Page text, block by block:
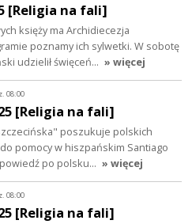
[Religia na fali]
księży ma Archidiecezja
poznamy ich sylwetki. W sobotę
udzielił święceń… » więcej
08:00
[Religia na fali]
poszukuje polskich
pomocy w hiszpańskim Santiago
po polsku… » więcej
08:00
[Religia na fali]